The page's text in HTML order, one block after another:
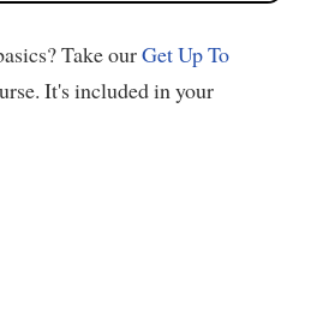
Take ourGet Up To
It's included in your